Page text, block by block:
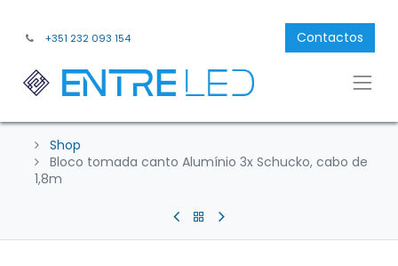
+351 232 093 154 Contactos
Shop
Bloco tomada canto Alumínio 3x Schucko, cabo de
1,8m